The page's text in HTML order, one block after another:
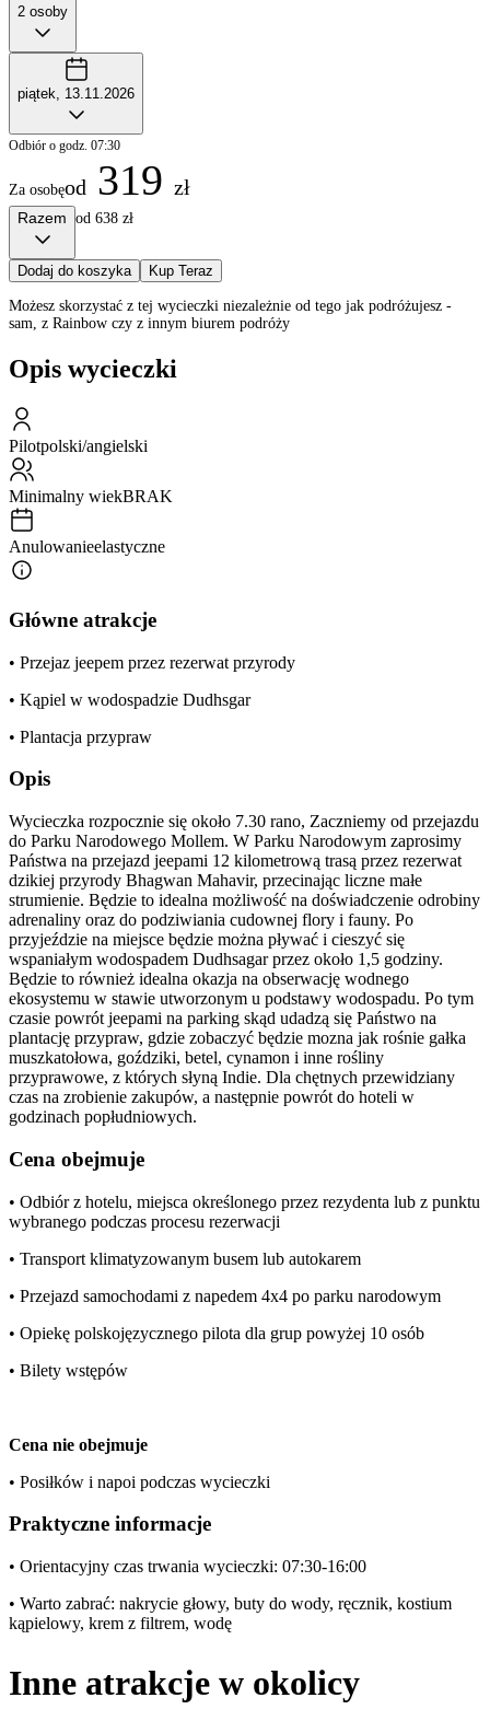
2 osoby
piątek, 13.11.2026
Odbiór o godz. 07:30
Za osobęod 319 zł
Razem od 638 zł
Dodaj do koszyka Kup Teraz
Możesz skorzystać z tej wycieczki niezależnie od tego jak podróżujesz -
sam, z Rainbow czy z innym biurem podróży
Opis wycieczki
Pilotpolski/angielski
Minimalny wiekBRAK
Anulowanieelastyczne
Główne atrakcje
• Przejaz jeepem przez rezerwat przyrody
• Kąpiel w wodospadzie Dudhsgar
• Plantacja przypraw
Opis
Wycieczka rozpocznie się około 7.30 rano, Zaczniemy od przejazdu
do Parku Narodowego Mollem. W Parku Narodowym zaprosimy
Państwa na przejazd jeepami 12 kilometrową trasą przez rezerwat
dzikiej przyrody Bhagwan Mahavir, przecinając liczne małe
strumienie. Będzie to idealna możliwość na doświadczenie odrobiny
adrenaliny oraz do podziwiania cudownej flory i fauny. Po
przyjeździe na miejsce będzie można pływać i cieszyć się
wspaniałym wodospadem Dudhsagar przez około 1,5 godziny.
Będzie to również idealna okazja na obserwację wodnego
ekosystemu w stawie utworzonym u podstawy wodospadu. Po tym
czasie powrót jeepami na parking skąd udadzą się Państwo na
plantację przypraw, gdzie zobaczyć będzie mozna jak rośnie gałka
muszkatołowa, goździki, betel, cynamon i inne rośliny
przyprawowe, z których słyną Indie. Dla chętnych przewidziany
czas na zrobienie zakupów, a następnie powrót do hoteli w
godzinach popłudniowych.
Cena obejmuje
• Odbiór z hotelu, miejsca określonego przez rezydenta lub z punktu
wybranego podczas procesu rezerwacji
• Transport klimatyzowanym busem lub autokarem
• Przejazd samochodami z napedem 4x4 po parku narodowym
• Opiekę polskojęzycznego pilota dla grup powyżej 10 osób
• Bilety wstępów
Cena nie obejmuje
• Posiłków i napoi podczas wycieczki
Praktyczne informacje
• Orientacyjny czas trwania wycieczki: 07:30-16:00
• Warto zabrać: nakrycie głowy, buty do wody, ręcznik, kostium
kąpielowy, krem z filtrem, wodę
Inne atrakcje w okolicy